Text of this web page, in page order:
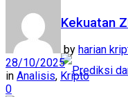
Kekuatan
by harian
28/10/2025
in Analisis, Kripto
0